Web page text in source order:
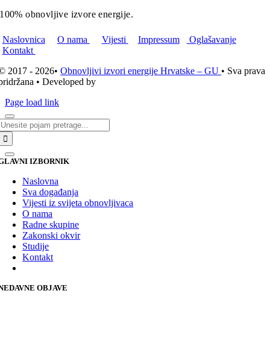
100% obnovljive izvore energije.
Naslovnica O nama Vijesti Impressum
Oglašavanje
Kontakt
2017 - 2026•Obnovljivi izvori energije Hrvatske – GU • Sva prava
• Developed by
Page load link
IZBORNIK
Naslovna
Sva događanja
Vijesti iz svijeta obnovljivaca
O nama
Radne skupine
Zakonski okvir
Studije
Kontakt
OBJAVE